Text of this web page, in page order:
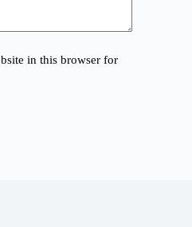
in this browser for